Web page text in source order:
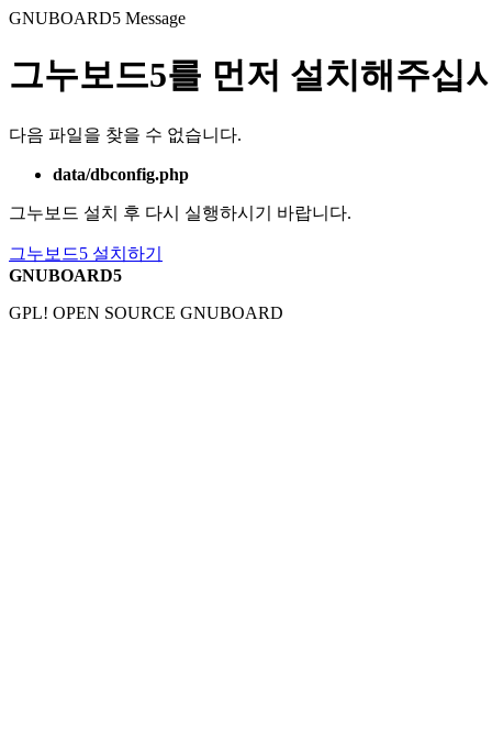
GNUBOARD5 Message
그누보드5를 먼저 설치해주십
다음 파일을 찾을 수 없습니다.
data/dbconfig.php
그누보드 설치 후 다시 실행하시기 바랍니다.
그누보드5 설치하기
GNUBOARD5
GPL! OPEN SOURCE GNUBOARD